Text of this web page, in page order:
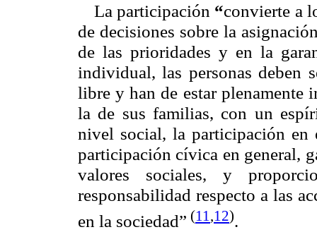
La participación “convierte a
de decisiones sobre la
de las prioridades y en la
individual, las personas deben
libre y han de estar plenamente
la de sus familias, con un
nivel social, la participación en
participación cívica en general,
valores sociales, y
responsabilidad respecto a las
en la sociedad” (11 ,12).